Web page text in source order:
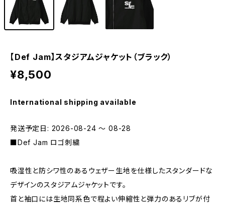
【Def Jam】スタジアムジャケット（ブラック）
¥8,500
International shipping available
発送予定日: 2026-08-24 〜 08-28
■Def Jam ロゴ刺繍
吸湿性と防シワ性のあるウェザー生地を仕様したスタンダードな
デザインのスタジアムジャケットです。
首と袖口には生地同系色で程よい伸縮性と弾力のあるリブが付